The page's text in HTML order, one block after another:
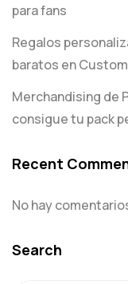
para fans
Regalos
baratos en
Merchandising de
consigue tu pack
Recent
No hay
Search